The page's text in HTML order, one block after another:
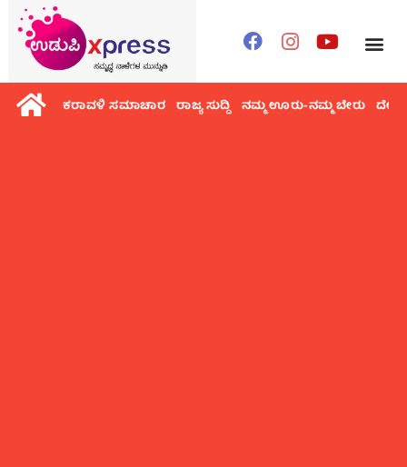
ಕರಾವಳಿ ಸಮಾಚಾರ ರಾಜ್ಯ ಸುದ್ದಿ ನಮ್ಮ ಊರು-ನಮ್ಮ ಬೇರು ದೇಶ